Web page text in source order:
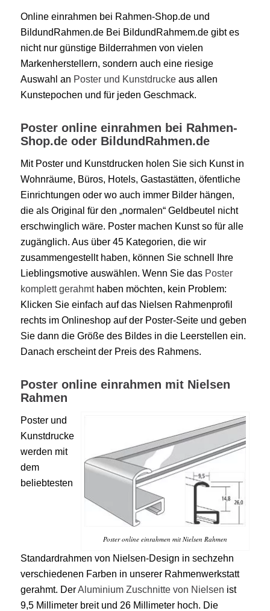
Online einrahmen bei Rahmen-Shop.de und
BildundRahmen.de Bei BildundRahmem.de gibt es
nicht nur günstige Bilderrahmen von vielen
Markenherstellern, sondern auch eine riesige
Auswahl an Poster und Kunstdruckeaus allen
Kunstepochen und für jeden Geschmack.
Poster online einrahmen bei Rahmen-
Shop.de oder BildundRahmen.de
Mit Poster und Kunstdrucken holen Sie sich Kunst in
Wohnräume, Büros, Hotels, Gastastätten, öfentliche
Einrichtungen oder wo auch immer Bilder hängen,
die als Original für den „normalen“ Geldbeutel nicht
erschwinglich wäre. Poster machen Kunst so für alle
zugänglich. Aus über 45 Kategorien, die wir
zusammengestellt haben, können Sie schnell Ihre
Lieblingsmotive auswählen. Wenn Sie das Poster
komplett gerahmthaben möchten, kein Problem:
Klicken Sie einfach auf das Nielsen Rahmenprofil
rechts im Onlineshop auf der Poster-Seite und geben
Sie dann die Größe des Bildes in die Leerstellen ein.
Danach erscheint der Preis des Rahmens.
Poster online einrahmen mit Nielsen
Rahmen
Poster online einrahmen mit Nielsen Rahmen
Poster und
Kunstdrucke
werden mit
dem
beliebtesten
Standardrahmen von Nielsen-Design in sechzehn
verschiedenen Farben in unserer Rahmenwerkstatt
gerahmt. DerAluminium Zuschnitte von Nielsen ist
9,5 Millimeter breit und 26 Millimeter hoch. Die